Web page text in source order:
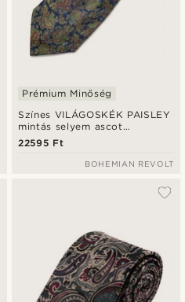
Színes VILÁGOSKÉK PAISLEY
mintás selyem ascot
nyakkendő
Prémium Minőség
22595 Ft
BOHEMIAN REVOLT